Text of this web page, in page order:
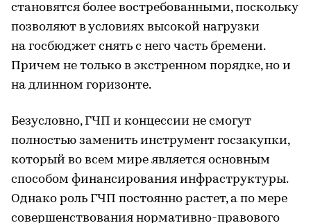
становятся более востребованными, поскольку
позволяют в условиях высокой нагрузки
на госбюджет снять с него часть бремени.
Причем не только в экстренном порядке, но и
на длинном горизонте.
Безусловно, ГЧП и концессии не смогут
полностью заменить инструмент госзакупки,
который во всем мире является основным
способом финансирования инфраструктуры.
Однако роль ГЧП постоянно растет, а по мере
совершенствования нормативно-правового